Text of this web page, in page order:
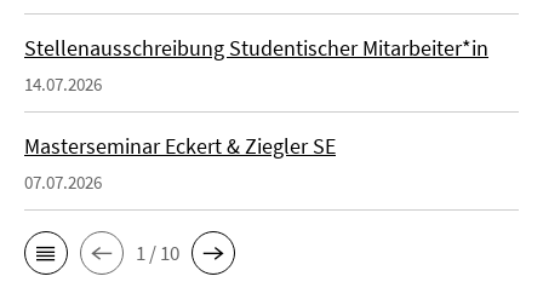
Stellenausschreibung Studentischer Mitarbeiter*in
14.07.2026
Masterseminar Eckert & Ziegler SE
07.07.2026
1 / 10